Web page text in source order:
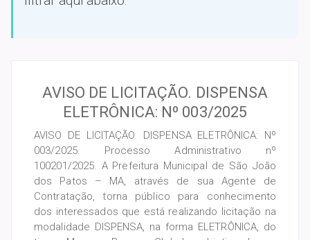
AVISO DE LICITAÇÃO. DISPENSA
ELETRÔNICA: Nº 003/2025
AVISO DE LICITAÇÃO. DISPENSA ELETRÔNICA: Nº
003/2025. Processo Administrativo nº
100201/2025. A Prefeitura Municipal de São João
dos Patos – MA, através de sua Agente de
Contratação, torna público para conhecimento
dos interessados que está realizando licitação na
modalidade DISPENSA, na forma ELETRÔNICA, do